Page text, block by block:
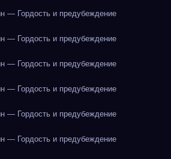
— Гордость и предубеждение
— Гордость и предубеждение
— Гордость и предубеждение
— Гордость и предубеждение
— Гордость и предубеждение
— Гордость и предубеждение